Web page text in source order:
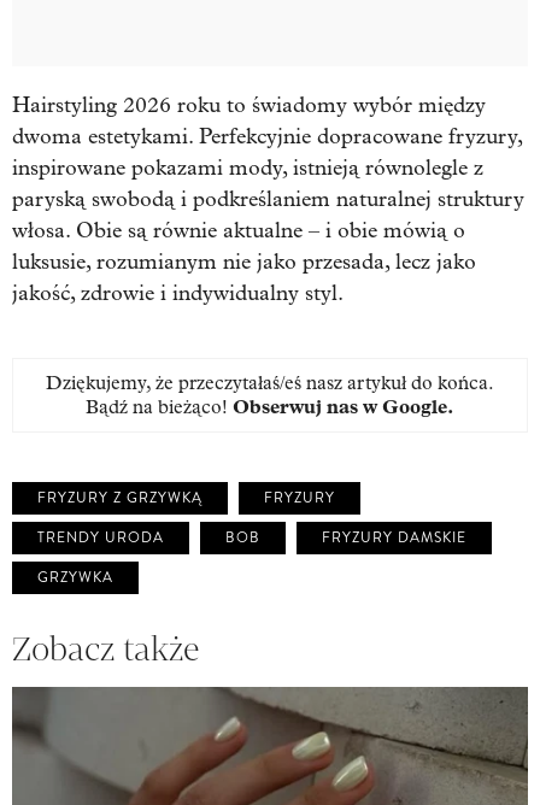
Hairstyling 2026 roku to świadomy wybór między
dwoma estetykami. Perfekcyjnie dopracowane fryzury,
inspirowane pokazami mody, istnieją równolegle z
paryską swobodą i podkreślaniem naturalnej struktury
włosa. Obie są równie aktualne – i obie mówią o
luksusie, rozumianym nie jako przesada, lecz jako
jakość, zdrowie i indywidualny styl.
Dziękujemy, że przeczytałaś/eś nasz artykuł do końca.
Bądź na bieżąco! Obserwuj nas w Google.
FRYZURY Z GRZYWKĄ
FRYZURY
TRENDY URODA
BOB
FRYZURY DAMSKIE
GRZYWKA
Zobacz także